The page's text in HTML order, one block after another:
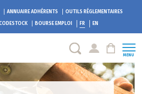
ANNUAIRE ADHÉRENTS
OUTILS RÉGLEMENTAIRES
BOURSE EMPLOI FR EN
MENU